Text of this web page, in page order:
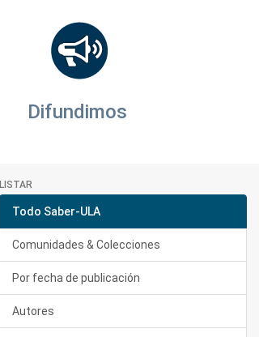
Difundimos
LISTAR
Todo Saber-ULA
Comunidades & Colecciones
Por fecha de publicación
Autores